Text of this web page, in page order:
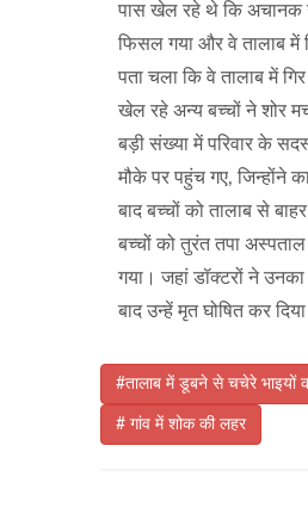
पास खेल रहे थे कि अचानक
फिसल गया और वे तालाब में
पता चला कि वे तालाब में
खेल रहे अन्य बच्चों ने शोर
बड़ी संख्या में परिवार के
मौके पर पहुंच गए, जिन्होंने
बाद बच्चों को तालाब से
बच्चों को तुरंत तपा अस्पताल
गया। जहां डॉक्टरों ने
बाद उन्हें मृत घोषित कर
#तालाब में डूबने से चचेरे भाइयों
# गांव में शोक की लहर